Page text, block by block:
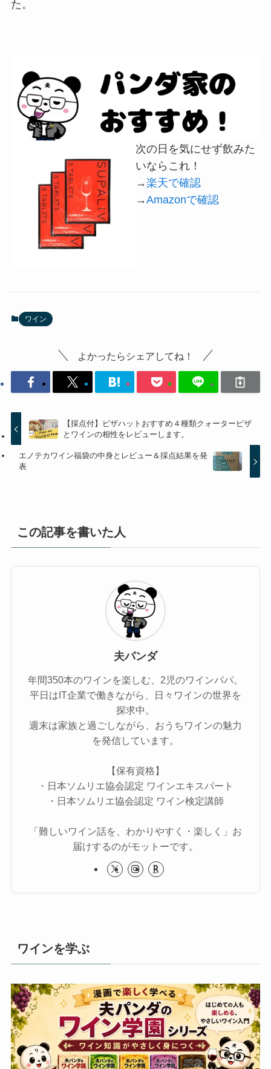
た。
次の日を気にせず飲みた
いならこれ！
→楽天で確認
→Amazonで確認
ワイン
よかったらシェアしてね！
【採点付】ピザハットおすすめ４種類クォーターピザ
とワインの相性をレビューします。
エノテカワイン福袋の中身とレビュー＆採点結果を発
表
この記事を書いた人
夫パンダ
年間350本のワインを楽しむ、2児のワインパパ。
平日はIT企業で働きながら、日々ワインの世界を
探求中。
週末は家族と過ごしながら、おうちワインの魅力
を発信しています。
【保有資格】
・日本ソムリエ協会認定 ワインエキスパート
・日本ソムリエ協会認定 ワイン検定講師
「難しいワイン話を、わかりやすく・楽しく」お
届けするのがモットーです。
ワインを学ぶ